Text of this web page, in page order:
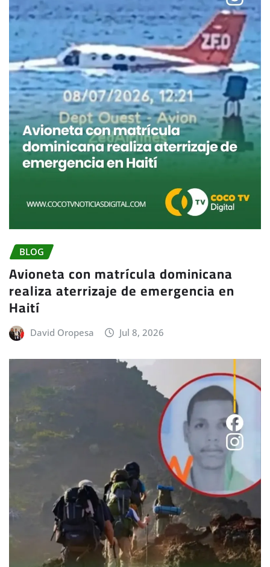
BLOG
Avioneta con matrícula dominicana
realiza aterrizaje de emergencia en
Haití
David Oropesa Jul 8, 2026